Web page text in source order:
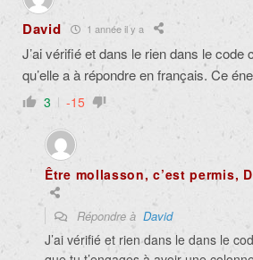
David 1 année il y a
J’ai vérifié et dans le rien dans le code
qu’elle a à répondre en français. Ce
3 -15
Être mollasson, c’est permis,
Répondre à David
J’ai vérifié et rien dans le dans le